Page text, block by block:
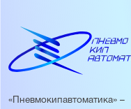
«Пневмокипавтоматика» –